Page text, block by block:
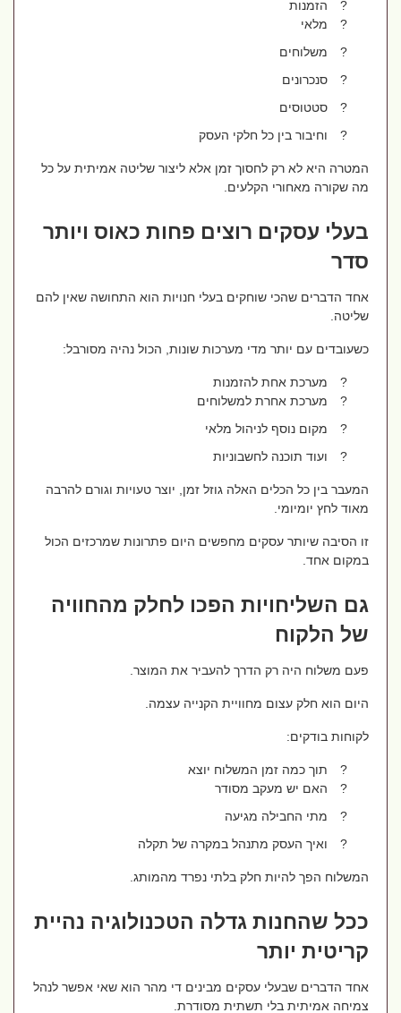
הזמנות
מלאי
משלוחים
סנכרונים
סטטוסים
וחיבור בין כל חלקי העסק
המטרה היא לא רק לחסוך זמן אלא ליצור שליטה אמיתית על כל
מה שקורה מאחורי הקלעים.
בעלי עסקים רוצים פחות כאוס ויותר
סדר
אחד הדברים שהכי שוחקים בעלי חנויות הוא התחושה שאין להם
שליטה.
כשעובדים עם יותר מדי מערכות שונות, הכול נהיה מסורבל:
מערכת אחת להזמנות
מערכת אחרת למשלוחים
מקום נוסף לניהול מלאי
ועוד תוכנה לחשבוניות
המעבר בין כל הכלים האלה גוזל זמן, יוצר טעויות וגורם להרבה
מאוד לחץ יומיומי.
זו הסיבה שיותר עסקים מחפשים היום פתרונות שמרכזים הכול
במקום אחד.
גם השליחויות הפכו לחלק מהחוויה
של הלקוח
פעם משלוח היה רק הדרך להעביר את המוצר.
היום הוא חלק עצום מחוויית הקנייה עצמה.
לקוחות בודקים:
תוך כמה זמן המשלוח יוצא
האם יש מעקב מסודר
מתי החבילה מגיעה
ואיך העסק מתנהל במקרה של תקלה
המשלוח הפך להיות חלק בלתי נפרד מהמותג.
ככל שהחנות גדלה הטכנולוגיה נהיית
קריטית יותר
אחד הדברים שבעלי עסקים מבינים די מהר הוא שאי אפשר לנהל
צמיחה אמיתית בלי תשתית מסודרת.